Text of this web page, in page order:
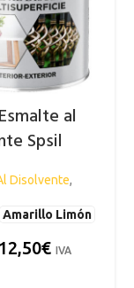
al
Spsil
Disolvente,
Amarillo Limón
12,50€ IVA